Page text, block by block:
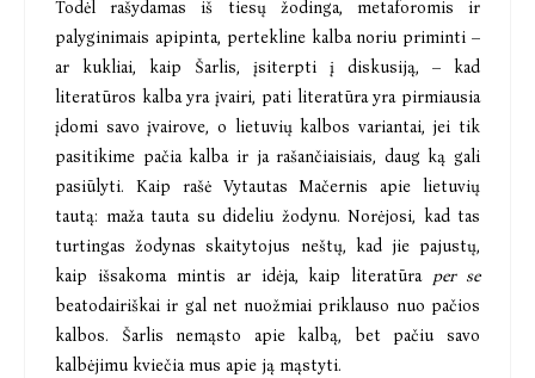
Todėl rašydamas iš tiesų žodinga, metaforomis ir
palyginimais apipinta, pertekline kalba noriu priminti –
ar kukliai, kaip Šarlis, įsiterpti į diskusiją, – kad
literatūros kalba yra įvairi, pati literatūra yra pirmiausia
įdomi savo įvairove, o lietuvių kalbos variantai, jei tik
pasitikime pačia kalba ir ja rašančiaisiais, daug ką gali
pasiūlyti. Kaip rašė Vytautas Mačernis apie lietuvių
tautą: maža tauta su dideliu žodynu. Norėjosi, kad tas
turtingas žodynas skaitytojus neštų, kad jie pajustų,
kaip išsakoma mintis ar idėja, kaip literatūraper se
beatodairiškai ir gal net nuožmiai priklauso nuo pačios
kalbos. Šarlis nemąsto apie kalbą, bet pačiu savo
kalbėjimu kviečia mus apie ją mąstyti.